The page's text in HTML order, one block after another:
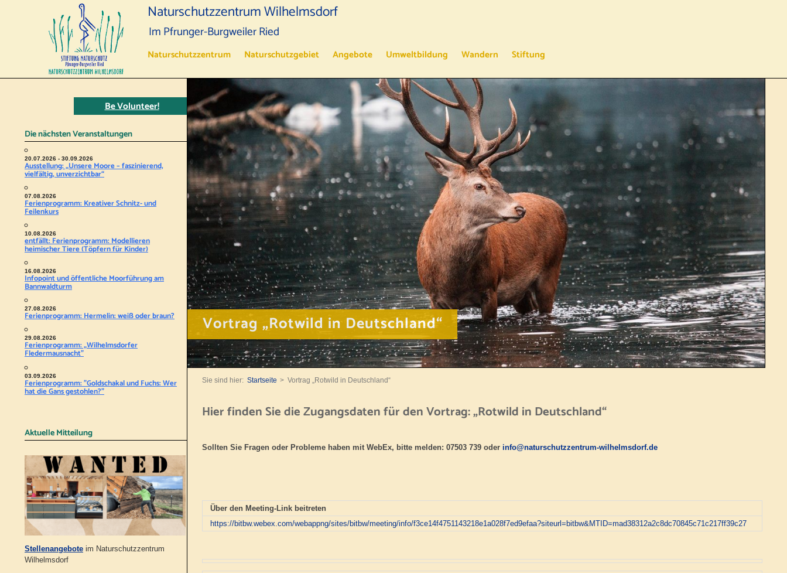
Naturschutzzentrum Wilhelmsdorf
Im Pfrunger-Burgweiler Ried
Naturschutzzentrum Naturschutzgebiet Angebote Umweltbildung Wandern Stiftung
Vortrag „Rotwild in Deutschland“
Sie sind hier: Startseite Vortrag „Rotwild in Deutschland“
Hier finden Sie die Zugangsdaten für den Vortrag:„Rotwild in Deutschland“
Sollten Sie Fragen oder Probleme haben mit WebEx, bitte melden: 07503 739 oder info@naturschutzzentrum-wilhelmsdorf.de
Über den Meeting-Link beitreten
https://bitbw.webex.com/webappng/sites/bitbw/meeting/info/f3ce14f4751143218e1a028f7ed9efaa?siteurl=bitbw&MTID=mad38312a2c8dc70845c71c217ff39c27
Be Volunteer!
Die nächsten Veranstaltungen
20.07.2026 - 30.09.2026
Ausstellung: „Unsere Moore – faszinierend,
vielfältig, unverzichtbar“
07.08.2026
Ferienprogramm: Kreativer Schnitz- und
Feilenkurs
10.08.2026
entfällt: Ferienprogramm: Modellieren
heimischer Tiere (Töpfern für Kinder)
16.08.2026
Infopoint und öffentliche Moorführung am
Bannwaldturm
27.08.2026
Ferienprogramm: Hermelin: weiß oder braun?
29.08.2026
Ferienprogramm: „Wilhelmsdorfer
Fledermausnacht"
03.09.2026
Ferienprogramm: "Goldschakal und Fuchs: Wer
hat die Gans gestohlen?"
Aktuelle Mitteilung
Stellenangebote im Naturschutzzentrum
Wilhelmsdorf